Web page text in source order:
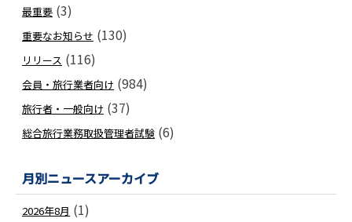
最重要 (3)
重要なお知らせ (130)
リリース (116)
会員・旅行業者向け (984)
旅行者・一般向け (37)
総合旅行業務取扱管理者試験 (6)
月別ニュースアーカイブ
2026年8月 (1)